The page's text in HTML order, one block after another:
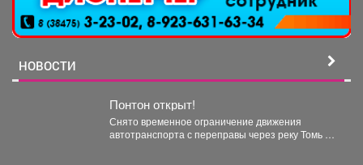
НОВОСТИ
Понтон открыт!
Снято временное ограничение движения
автотранспорта с переправы через реку Томь в